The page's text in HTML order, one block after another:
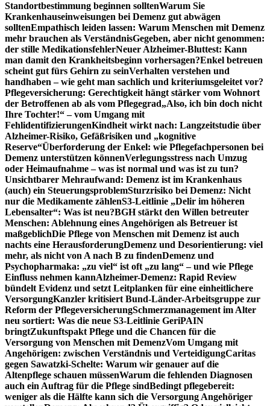
Standortbestimmung beginnen solltenWarum Sie
Krankenhauseinweisungen bei Demenz gut abwägen
solltenEmpathisch leiden lassen: Warum Menschen mit Demenz
mehr brauchen als VerständnisGegeben, aber nicht genommen:
der stille MedikationsfehlerNeuer Alzheimer-Bluttest: Kann
man damit den Krankheitsbeginn vorhersagen?Enkel betreuen
scheint gut fürs Gehirn zu seinVerhalten verstehen und
handhaben – wie geht man sachlich und kriteriumsgeleitet vor?
Pflegeversicherung: Gerechtigkeit hängt stärker vom Wohnort
der Betroffenen ab als vom Pflegegrad„Also, ich bin doch nicht
Ihre Tochter!“ – vom Umgang mit
FehlidentifizierungenKindheit wirkt nach: Langzeitstudie über
Alzheimer-Risiko, Gefäßrisiken und „kognitive
Reserve“Überforderung der Enkel: wie Pflegefachpersonen bei
Demenz unterstützen könnenVerlegungsstress nach Umzug
oder Heimaufnahme – was ist normal und was ist zu tun?
Unsichtbarer Mehraufwand: Demenz ist im Krankenhaus
(auch) ein SteuerungsproblemSturzrisiko bei Demenz: Nicht
nur die Medikamente zählenS3-Leitlinie „Delir im höheren
Lebensalter“: Was ist neu?BGH stärkt den Willen betreuter
Menschen: Ablehnung eines Angehörigen als Betreuer ist
maßgeblichDie Pflege von Menschen mit Demenz ist auch
nachts eine HerausforderungDemenz und Desorientierung: viel
mehr, als nicht von A nach B zu findenDemenz und
Psychopharmaka: „zu viel“ ist oft „zu lang“ – und wie Pflege
Einfluss nehmen kannAlzheimer-Demenz: Rapid Review
bündelt Evidenz und setzt Leitplanken für eine einheitlichere
VersorgungKanzler kritisiert Bund-Länder-Arbeitsgruppe zur
Reform der PflegeversicherungSchmerzmanagement im Alter
neu sortiert: Was die neue S3-Leitlinie GeriPAIN
bringtZukunftspakt Pflege und die Chancen für die
Versorgung von Menschen mit DemenzVom Umgang mit
Angehörigen: zwischen Verständnis und VerteidigungCaritas
gegen Sawatzki-Schelte: Warum wir genauer auf die
Altenpflege schauen müssenWarum die fehlenden Diagnosen
auch ein Auftrag für die Pflege sindBedingt pflegebereit:
weniger als die Hälfte kann sich die Versorgung Angehöriger